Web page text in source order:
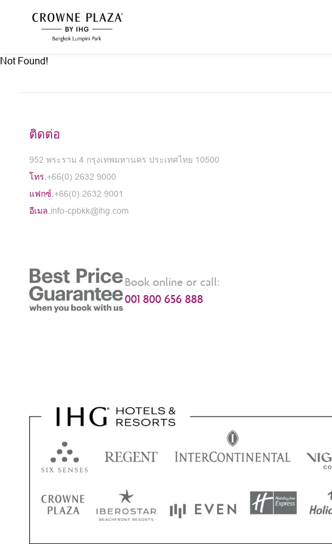
Not Found!
ติดต่อ
952 พระราม 4 กรุงเทพมหานคร ประเทศไทย 10500
โทร. +66(0) 2632 9000
แฟกซ์. +66(0) 2632 9001
อีเมล. info-cpbkk@ihg.com
Book online or call:
001 800 656 888